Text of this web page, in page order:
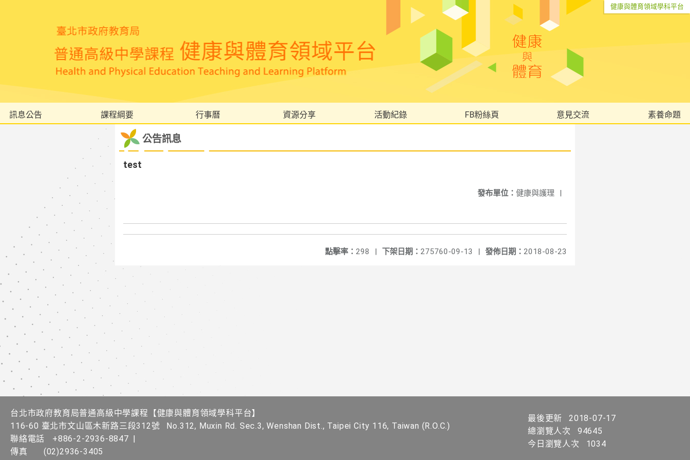
健康與體育領域學科平台
訊息公告 課程綱要 行事曆 資源分享 活動紀錄 FB粉絲頁 意見交流 素養命題
公告訊息
test
發布單位： 健康與護理 |
發佈日期： 2018-08-23
下架日期： 275760-09-13 |
點擊率： 298 |
台北市政府教育局普通高級中學課程​【健康與體育領域學科平台】
116-60 臺北市文山區木新路三段312號
No.312, Muxin Rd. Sec.3, Wenshan Dist., Taipei City 116, Taiwan (R.O.C.)
聯絡電話
+886-2-2936-8847 |
傳真
(02)2936-3405
最後更新
2018-07-17
總瀏覽人次
94645
今日瀏覽人次
1034